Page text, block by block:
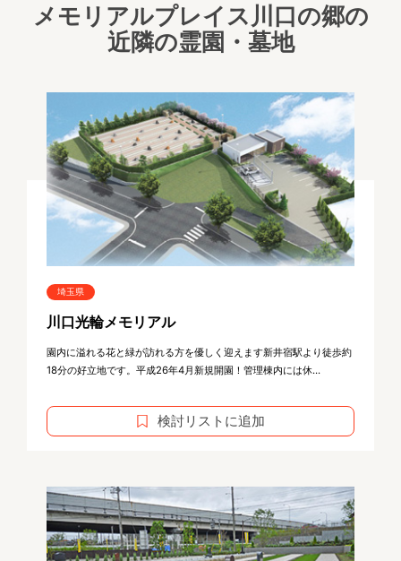
メモリアルプレイス川口の郷の
近隣の霊園・墓地
埼玉県
川口光輪メモリアル
園内に溢れる花と緑が訪れる方を優しく迎えます新井宿駅より徒歩約
18分の好立地です。平成26年4月新規開園！管理棟内には休...
検討リストに追加